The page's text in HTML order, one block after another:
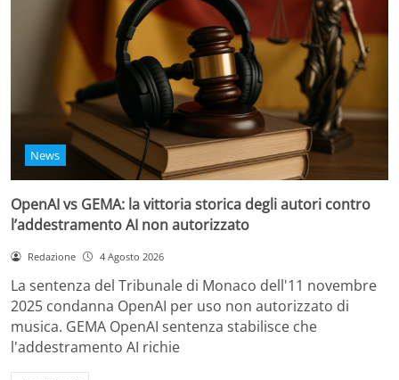
News
OpenAI vs GEMA: la vittoria storica degli autori contro
l’addestramento AI non autorizzato
Redazione 4 Agosto 2026
La sentenza del Tribunale di Monaco dell'11 novembre
2025 condanna OpenAI per uso non autorizzato di
musica. GEMA OpenAI sentenza stabilisce che
l'addestramento AI richie